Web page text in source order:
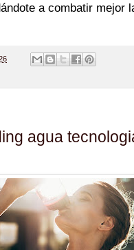
a combatir mejor
agua